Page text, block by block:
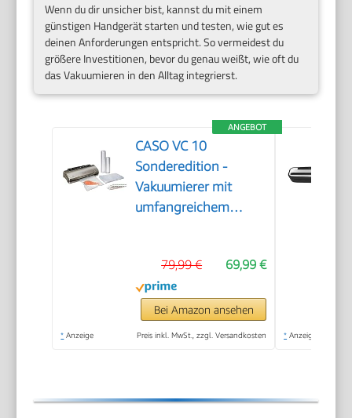
Wenn du dir unsicher bist, kannst du mit einem
günstigen Handgerät starten und testen, wie gut es
deinen Anforderungen entspricht. So vermeidest du
größere Investitionen, bevor du genau weißt, wie oft du
das Vakuumieren in den Alltag integrierst.
ANGEBOT
CASO VC 10
Sonderedition -
Vakuumierer mit
umfangreichem
Profi-Folienbeutel
und 2 Profi-
Folienrollen
69,99 €
79,99 €
Bei Amazon ansehen
* Anzeige Preis inkl. MwSt., zzgl. Versandkosten * Anzeige